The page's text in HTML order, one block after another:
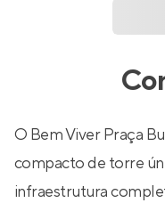
O Bem Viver Praça
compacto de torre
infraestrutura